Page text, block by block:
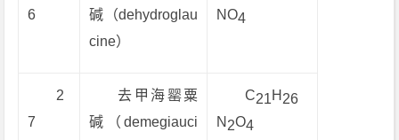
6
碱（dehydroglau
cine）
NO4
2
7
去甲海罂粟
碱（demegiauci
C21H 26
N 2O4